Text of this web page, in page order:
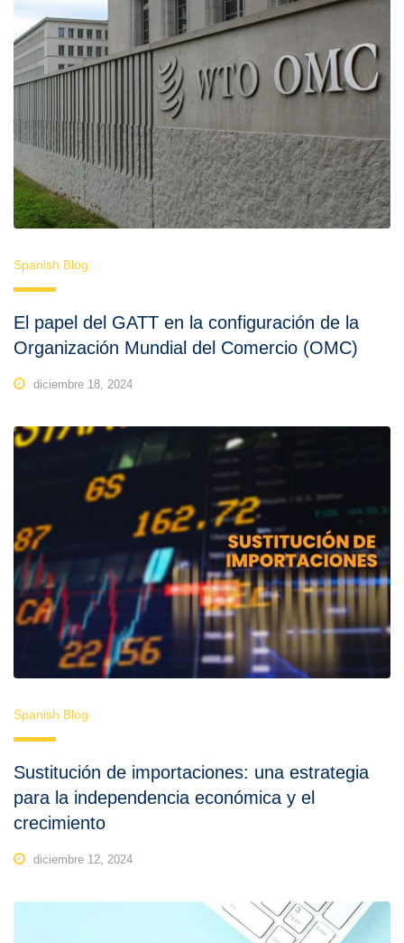
Spanish Blog
El papel del GATT en la configuración de la
Organización Mundial del Comercio (OMC)
diciembre 18, 2024
Spanish Blog
Sustitución de importaciones: una estrategia
para la independencia económica y el
crecimiento
diciembre 12, 2024